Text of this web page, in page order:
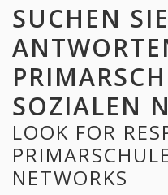
SUCHEN
SOZIALEN
LOOK FOR
NETWORKS